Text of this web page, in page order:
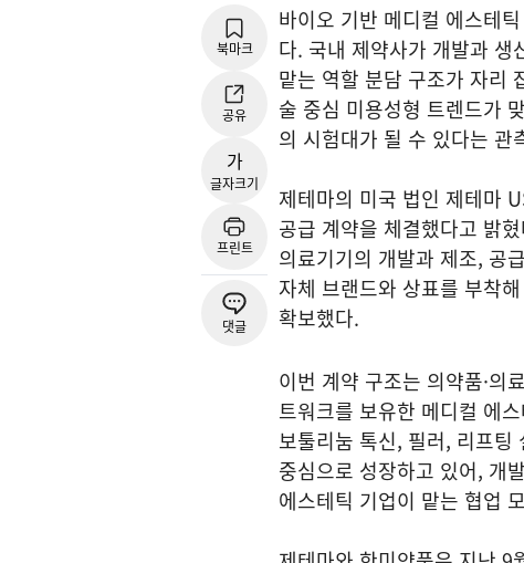
북마크
공유
가
글자크기
프린트
댓글
바이오 기반 메디컬 에스테
다. 국내 제약사가 개발과 생
맡는 역할 분담 구조가 자리
술 중심 미용성형 트렌드가
의 시험대가 될 수 있다는 관
제테마의 미국 법인 제테마
공급 계약을 체결했다고 밝
의료기기의 개발과 제조, 공
자체 브랜드와 상표를 부착
확보했다.
이번 계약 구조는 의약품·의
트워크를 보유한 메디컬 에
보툴리눔 톡신, 필러, 리프
중심으로 성장하고 있어, 개
에스테틱 기업이 맡는 협업